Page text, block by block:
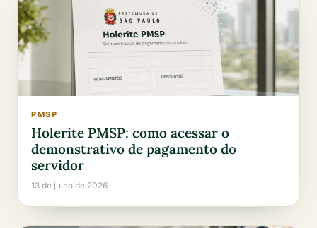
PMSP
Holerite PMSP: como acessar o
demonstrativo de pagamento do
servidor
13 de julho de 2026